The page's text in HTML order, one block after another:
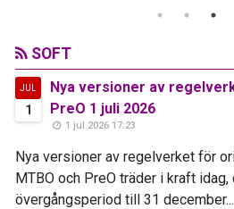
SOFT
JUL
1
Nya versioner av
PreO 1 juli 2026
1 jul 2026 17:23
Nya versioner av regelverket för
MTBO och PreO träder i kraft idag,
övergångsperiod till 31 december...